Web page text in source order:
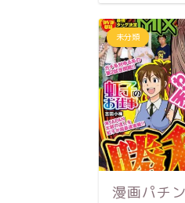
未分類
漫画パチ